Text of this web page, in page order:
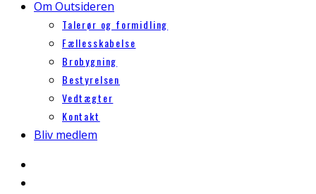
Om Outsideren
Talerør og formidling
Fællesskabelse
Brobygning
Bestyrelsen
Vedtægter
Kontakt
Bliv medlem